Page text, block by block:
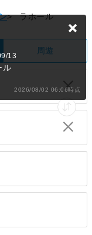
> ラホール
周遊
13
ル
2026/08/02 06:06時点